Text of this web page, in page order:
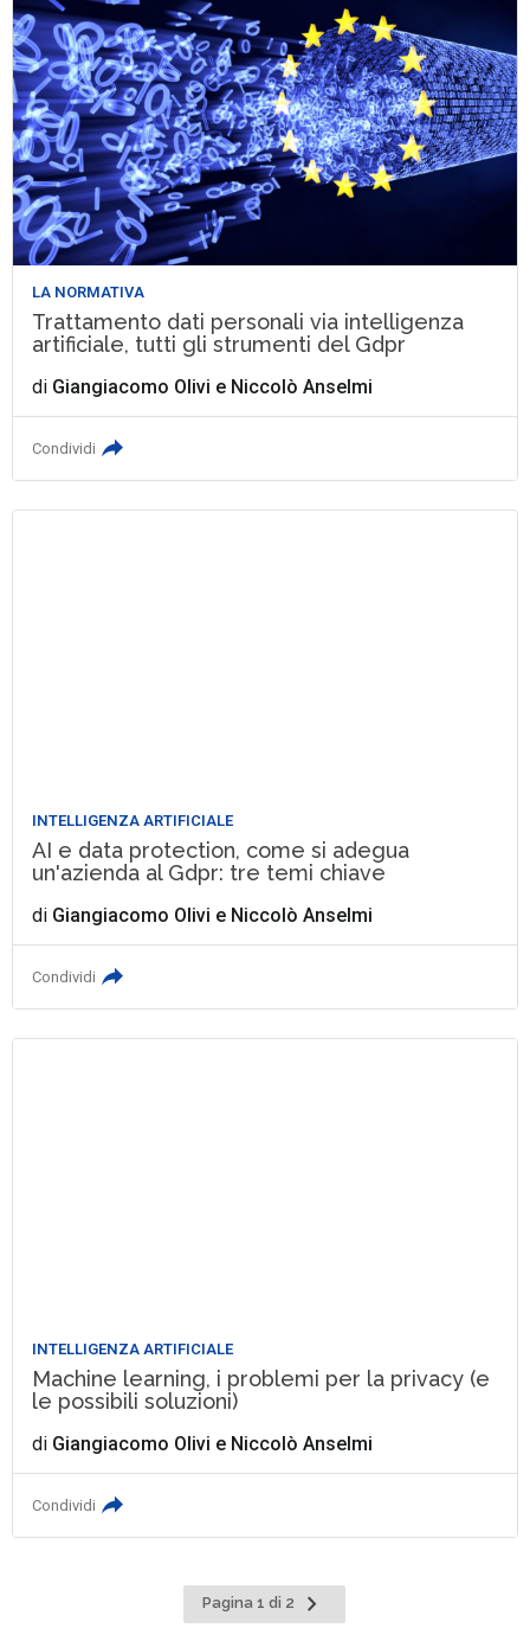
LA NORMATIVA
Trattamento dati personali via intelligenza
artificiale, tutti gli strumenti del Gdpr
di Giangiacomo Olivi e Niccolò Anselmi
Condividi
INTELLIGENZA ARTIFICIALE
AI e data protection, come si adegua
un'azienda al Gdpr: tre temi chiave
di Giangiacomo Olivi e Niccolò Anselmi
Condividi
INTELLIGENZA ARTIFICIALE
Machine learning, i problemi per la privacy (e
le possibili soluzioni)
di Giangiacomo Olivi e Niccolò Anselmi
Condividi
Pagina 1 di 2
Pagina
successiva